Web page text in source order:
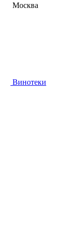
Москва
Винотеки